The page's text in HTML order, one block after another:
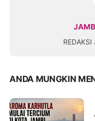
ANDA MUNGKIN